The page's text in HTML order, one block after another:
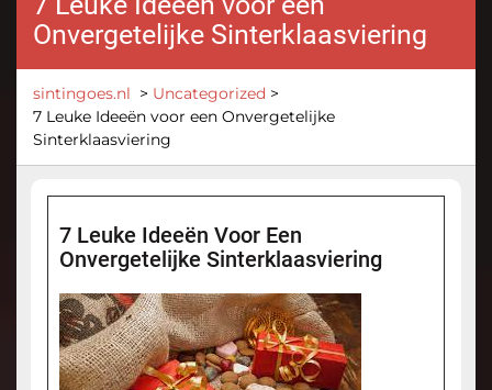
Onvergetelijke Sinterklaasviering
sintingoes.nl > Uncategorized >
7 Leuke Ideeën voor een Onvergetelijke
Sinterklaasviering
7 Leuke Ideeën Voor Een
Onvergetelijke Sinterklaasviering